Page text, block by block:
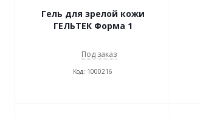
Гель для зрелой кожи
ГЕЛЬТЕК Форма 1
Под заказ
Код: 1000216